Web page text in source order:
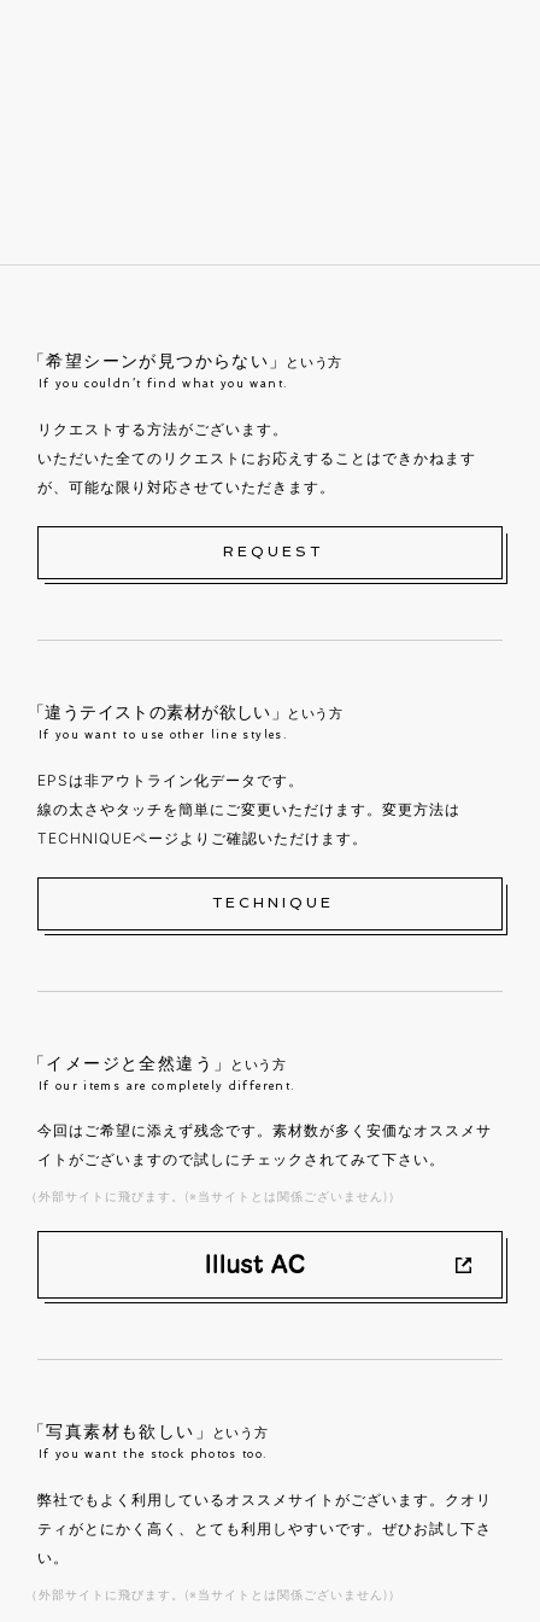
「希望シーンが見つからない」 という方
If you couldn’t find what you want.
リクエストする方法がございます。
いただいた全てのリクエストにお応えすることはできかねます
が、可能な限り対応させていただきます。
REQUEST
「違うテイストの素材が欲しい」 という方
If you want to use other line styles.
EPSは非アウトライン化データです。
線の太さやタッチを簡単にご変更いただけます。変更方法は
TECHNIQUEページよりご確認いただけます。
TECHNIQUE
「イメージと全然違う」 という方
If our items are completely different.
今回はご希望に添えず残念です。素材数が多く安価なオススメサ
イトがございますので試しにチェックされてみて下さい。
（外部サイトに飛びます。(※当サイトとは関係ございません)）
「写真素材も欲しい」 という方
If you want the stock photos too.
弊社でもよく利用しているオススメサイトがございます。クオリ
ティがとにかく高く、とても利用しやすいです。ぜひお試し下さ
い。
（外部サイトに飛びます。(※当サイトとは関係ございません)）